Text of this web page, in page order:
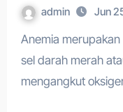
admin Jun
Anemia merupakan kondisi ketika tubuh kekurangan
sel darah merah
mengangkut